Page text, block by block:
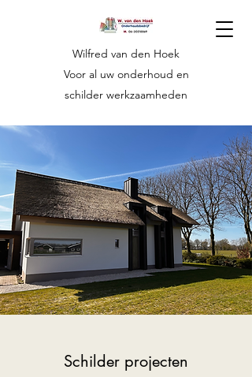
Wilfred van den Hoek
Voor al uw onderhoud en
schilder werkzaamheden
Schilder projecten